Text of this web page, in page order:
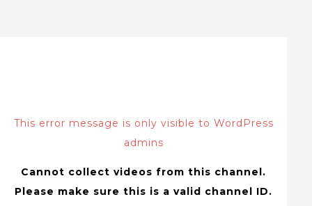
This error message is only visible to WordPress
admins
Cannot collect videos from this channel.
Please make sure this is a valid channel ID.